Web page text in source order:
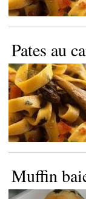
Pates au
Muffin